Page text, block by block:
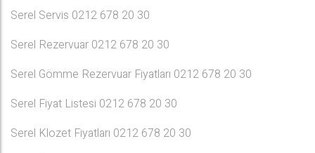
Serel Servis 0212 678 20 30
Serel Rezervuar 0212 678 20 30
Serel Gömme Rezervuar Fiyatları 0212 678 20 30
Serel Fiyat Listesi 0212 678 20 30
Serel Klozet Fiyatları 0212 678 20 30